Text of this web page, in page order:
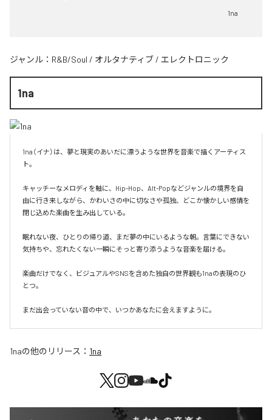
1na
ジャンル： R&B/Soul / オルタナティブ / エレクトロニック
1na
1na（イナ）は、夢と現実のあいだに漂うような世界を音楽で描くアーティス
ト。
キャッチーなメロディを軸に、Hip-Hop、Alt-Popなどジャンルの境界を自
由に行き来しながら、かわいさの中に切なさや孤独、どこか懐かしい感情を
閉じ込めた楽曲を生み出している。
眠れない夜、ひとりの帰り道、まだ夢の中にいるような朝。言葉にできない
気持ちや、忘れたくない一瞬にそっと寄り添うような音楽を届ける。
楽曲だけでなく、ビジュアルやSNSを含めた独自の世界観も1naの表現のひ
とつ。
まだ出会っていない音の中で、いつかあなたに会えますように。
1naの他のリリース： 1na